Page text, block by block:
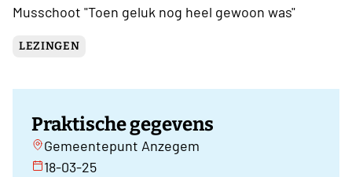
Musschoot "Toen geluk nog heel gewoon was"
LEZINGEN
Praktische gegevens
Gemeentepunt Anzegem
18-03-25